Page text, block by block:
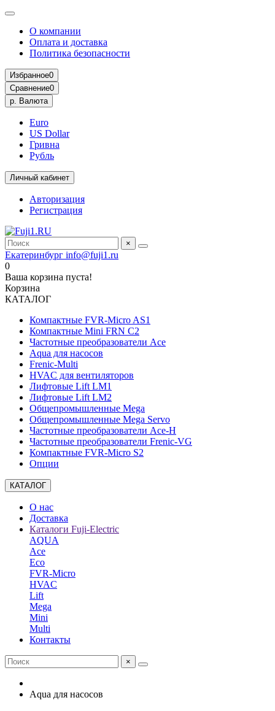
О компании
Оплата и доставка
Политика безопасности
Избранное0
Сравнение0
р. Валюта
Euro
US Dollar
Гривна
Рубль
Личный кабинет
Авторизация
Регистрация
×
Екатеринбург info@fuji1.ru
0
Ваша корзина пуста!
Корзина
КАТАЛОГ
Компактные FVR-Micro AS1
Компактные Mini FRN C2
Частотные преобразователи Ace
Aqua для насосов
Frenic-Multi
HVAC для вентиляторов
Лифтовые Lift LM1
Лифтовые Lift LM2
Общепромышленные Mega
Общепромышленные Mega Servo
Частотные преобразователи Ace-H
Частотные преобразователи Frenic-VG
Компактные FVR-Micro S2
Опции
КАТАЛОГ
О нас
Доставка
Каталоги Fuji-Electric
AQUA
Ace
Eco
FVR-Micro
HVAC
Lift
Mega
Mini
Multi
Контакты
×
Aqua для насосов